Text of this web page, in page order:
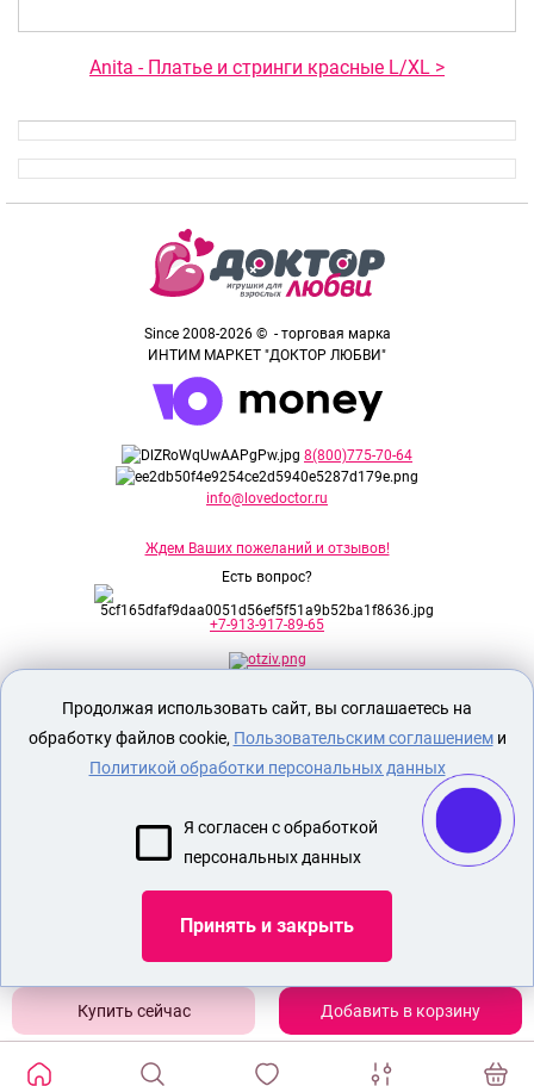
Добавить в корзину
Anita - Платье и стринги красные L/XL >
Since 2008-2026 © - торговая марка
ИНТИМ МАРКЕТ "ДОКТОР ЛЮБВИ"
8(800)775-70-64
info@lovedoctor.ru
Ждем Ваших пожеланий и отзывов!
Есть вопрос?
+7-913-917-89-65
Секс шоп Доктор Любви предназначен
исключительно для лиц старше 18 лет!
Вся продукция имеет знак EAC
Евразийского соответствия.
ЭРОТИЧЕСКОЕ БЕЛЬЕ
Показать еще
Продолжая использовать сайт, вы соглашаетесь на
обработку файлов cookie, Пользовательским соглашениеми
Политикой обработки персональных данных
Я согласен с обработкой
персональных данных
Принять и закрыть